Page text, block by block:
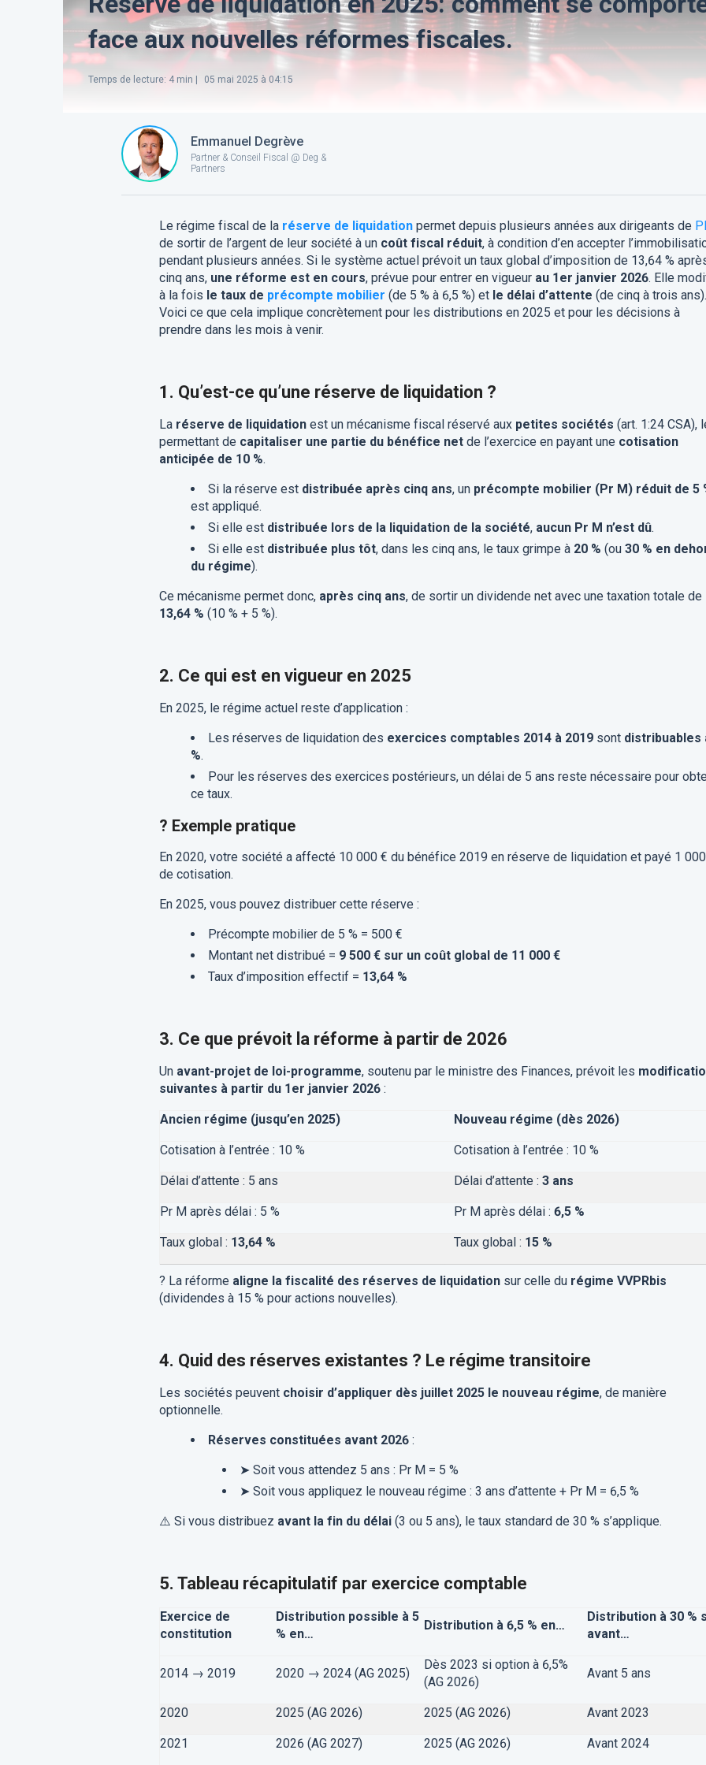
face aux nouvelles réformes fiscales.
Temps de lecture: 4 min | 05 mai 2025 à 04:15
Emmanuel Degrève
Partner & Conseil Fiscal @ Deg &
Partners
Le régime fiscal de la réserve de liquidationpermet depuis plusieurs années aux dirigeants de
de sortir de l’argent de leur société à un coût fiscal réduit, à condition d’en accepter
pendant plusieurs années. Si le système actuel prévoit un taux global d’imposition de 13,64 %
cinq ans, une réforme est en cours, prévue pour entrer en vigueur au 1er janvier 2026. Elle
à la fois le taux de précompte mobilier (de 5 % à 6,5 %) et le délai d’attente (de cinq à trois ans).
Voici ce que cela implique concrètement pour les distributions en 2025 et pour les décisions à
prendre dans les mois à venir.
1. Qu’est-ce qu’une réserve de liquidation ?
La réserve de liquidationest un mécanisme fiscal réservé aux petites sociétés (art. 1:24 CSA),
permettant de capitaliser une partie du bénéfice netde l’exercice en payant une cotisation
anticipée de 10 %.
Si la réserve est distribuée après cinq ans, un précompte mobilier (Pr M) réduit de 5
est appliqué.
Si elle est distribuée lors de la liquidation de la société, aucun Pr M n’est dû.
Si elle est distribuée plus tôt, dans les cinq ans, le taux grimpe à 20 % (ou 30 % en
du régime).
Ce mécanisme permet donc, après cinq ans, de sortir un dividende net avec une taxation totale de
13,64 % (10 % + 5 %).
2. Ce qui est en vigueur en 2025
En 2025, le régime actuel reste d’application :
Les réserves de liquidation des exercices comptables 2014 à 2019sont distribuables
%.
Pour les réserves des exercices postérieurs, un délai de 5 ans reste nécessaire pour
ce taux.
? Exemple pratique
En 2020, votre société a affecté 10 000 € du bénéfice 2019 en réserve de liquidation et payé 1
de cotisation.
En 2025, vous pouvez distribuer cette réserve :
Précompte mobilier de 5 % = 500 €
Montant net distribué = 9 500 € sur un coût global de 11 000 €
Taux d’imposition effectif = 13,64 %
3. Ce que prévoit la réforme à partir de 2026
Un avant-projet de loi-programme, soutenu par le ministre des Finances, prévoit les
suivantes à partir du 1er janvier 2026:
Ancien régime (jusqu’en 2025) Nouveau régime (dès 2026)
Cotisation à l’entrée : 10 % Cotisation à l’entrée : 10 %
Délai d’attente : 5 ans Délai d’attente : 3 ans
Pr M après délai : 5 % Pr M après délai : 6,5 %
Taux global : 13,64 % Taux global : 15 %
? La réforme aligne la fiscalité des réserves de liquidationsur celle du régime VVPRbis
(dividendes à 15 % pour actions nouvelles).
4. Quid des réserves existantes ? Le régime transitoire
Les sociétés peuvent choisir d’appliquer dès juillet 2025 le nouveau régime, de manière
optionnelle.
Réserves constituées avant 2026:
➤ Soit vous attendez 5 ans : Pr M = 5 %
➤ Soit vous appliquez le nouveau régime : 3 ans d’attente + Pr M = 6,5 %
⚠️ Si vous distribuez avant la fin du délai(3 ou 5 ans), le taux standard de 30 % s’applique.
5. Tableau récapitulatif par exercice comptable
Exercice de
constitution
Distribution possible à 5
% en…
Distribution à 6,5 % en…
Distribution à 30 %
avant…
2014 → 2019 2020 → 2024 (AG 2025)
Dès 2023 si option à 6,5%
(AG 2026)
Avant 5 ans
2020 2025 (AG 2026) 2025 (AG 2026) Avant 2023
2021 2026 (AG 2027) 2025 (AG 2026) Avant 2024